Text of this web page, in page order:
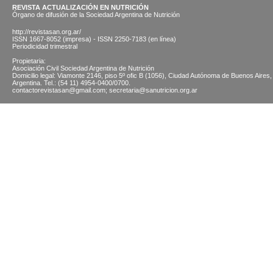
REVISTA ACTUALIZACIÓN EN NUTRICIÓN
Órgano de difusión de la Sociedad Argentina de Nutrición
http://revistasan.org.ar/
ISSN 1667-8052 (impresa) - ISSN 2250-7183 (en línea)
Periodicidad trimestral
Propietaria:
Asociación Civil Sociedad Argentina de Nutrición
Domicilio legal: Viamonte 2146, piso 5º ofic B (1056), Ciudad Autónoma de Buenos Aires,
Argentina. Tel.: (54 11) 4954-0400/0700.
contactorevistasan@gmail.com; secretaria@sanutricion.org.ar